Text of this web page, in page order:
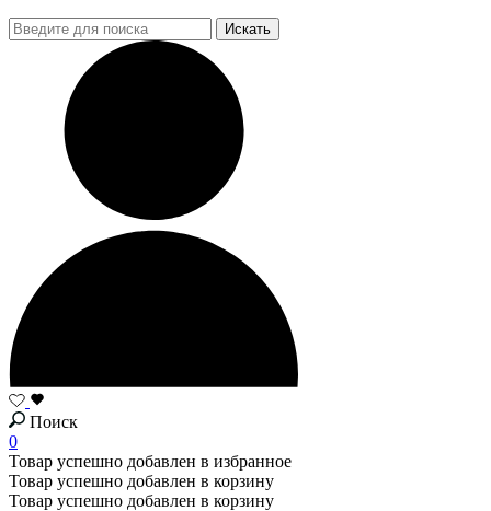
Поиск
0
Товар успешно добавлен в избранное
Товар успешно добавлен в корзину
Товар успешно добавлен в корзину